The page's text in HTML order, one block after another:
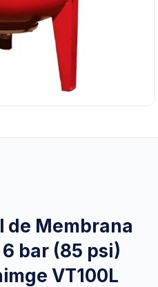
de Membrana
bar (85 psi)
VT100L